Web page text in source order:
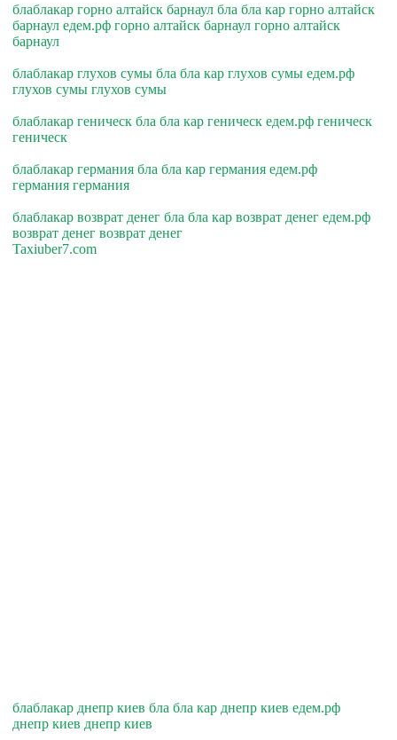
блаблакар горно алтайск барнаул бла бла кар горно алтайск
барнаул едем.рф горно алтайск барнаул горно алтайск
барнаул
блаблакар глухов сумы бла бла кар глухов сумы едем.рф
глухов сумы глухов сумы
блаблакар геническ бла бла кар геническ едем.рф геническ
геническ
блаблакар германия бла бла кар германия едем.рф
германия германия
блаблакар возврат денег бла бла кар возврат денег едем.рф
возврат денег возврат денег
Taxiuber7.com
блаблакар днепр киев бла бла кар днепр киев едем.рф
днепр киев днепр киев